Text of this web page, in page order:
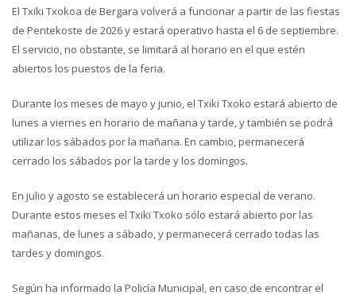
El Txiki Txokoa de Bergara volverá a funcionar a partir de las fiestas
de Pentekoste de 2026 y estará operativo hasta el 6 de septiembre.
El servicio, no obstante, se limitará al horario en el que estén
abiertos los puestos de la feria.
Durante los meses de mayo y junio, el Txiki Txoko estará abierto de
lunes a viernes en horario de mañana y tarde, y también se podrá
utilizar los sábados por la mañana. En cambio, permanecerá
cerrado los sábados por la tarde y los domingos.
En julio y agosto se establecerá un horario especial de verano.
Durante estos meses el Txiki Txoko sólo estará abierto por las
mañanas, de lunes a sábado, y permanecerá cerrado todas las
tardes y domingos.
Según ha informado la Policía Municipal, en caso de encontrar el